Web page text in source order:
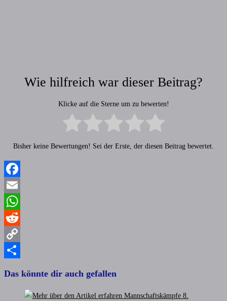
Wie hilfreich war dieser Beitrag?
Klicke auf die Sterne um zu bewerten!
Bisher keine Bewertungen! Sei der Erste, der diesen Beitrag bewertet.
Facebook
Email
WhatsApp
Reddit
Copy
Das könnte dir auch gefallen